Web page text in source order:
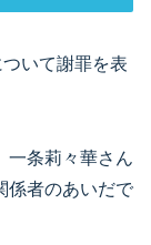
いて謝罪を表
一条莉々華さん
係者のあいだで